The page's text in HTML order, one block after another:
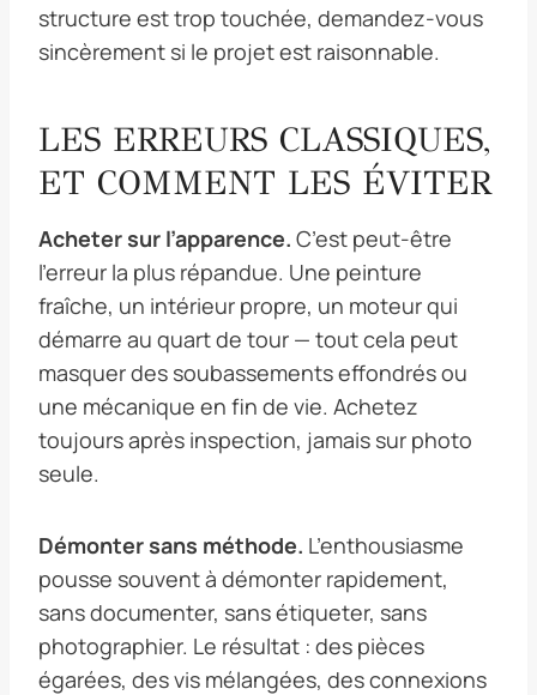
structure est trop touchée, demandez-vous
sincèrement si le projet est raisonnable.
LES ERREURS CLASSIQUES,
ET COMMENT LES ÉVITER
Acheter sur l’apparence. C’est peut-être
l’erreur la plus répandue. Une peinture
fraîche, un intérieur propre, un moteur qui
démarre au quart de tour — tout cela peut
masquer des soubassements effondrés ou
une mécanique en fin de vie. Achetez
toujours après inspection, jamais sur photo
seule.
Démonter sans méthode. L’enthousiasme
pousse souvent à démonter rapidement,
sans documenter, sans étiqueter, sans
photographier. Le résultat : des pièces
égarées, des vis mélangées, des connexions